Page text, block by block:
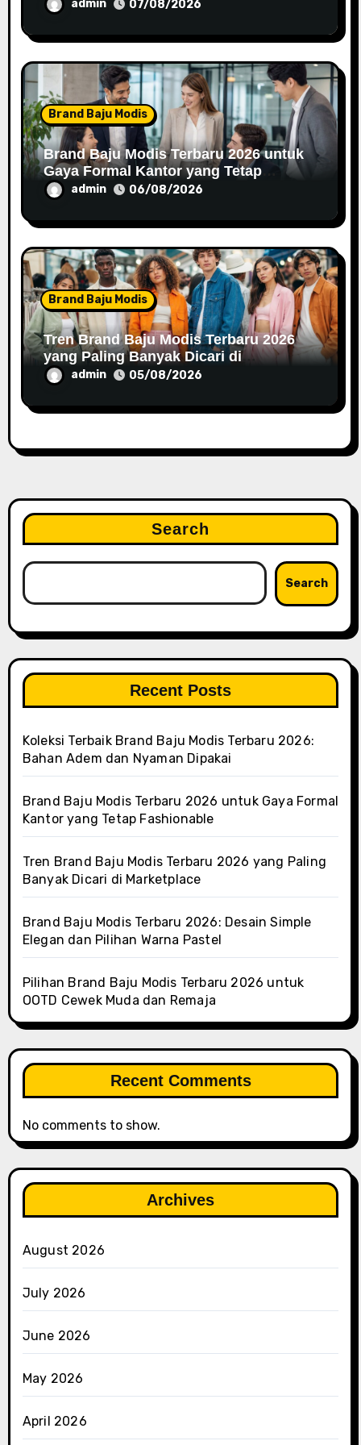
admin 07/08/2026
Brand Baju Modis
Brand Baju Modis Terbaru 2026 untuk
Gaya Formal Kantor yang Tetap
Fashionable
admin 06/08/2026
Brand Baju Modis
Tren Brand Baju Modis Terbaru 2026
yang Paling Banyak Dicari di
Marketplace
admin 05/08/2026
Search
Search
Recent Posts
Koleksi Terbaik Brand Baju Modis Terbaru 2026:
Bahan Adem dan Nyaman Dipakai
Brand Baju Modis Terbaru 2026 untuk Gaya Formal
Kantor yang Tetap Fashionable
Tren Brand Baju Modis Terbaru 2026 yang Paling
Banyak Dicari di Marketplace
Brand Baju Modis Terbaru 2026: Desain Simple
Elegan dan Pilihan Warna Pastel
Pilihan Brand Baju Modis Terbaru 2026 untuk
OOTD Cewek Muda dan Remaja
Recent Comments
No comments to show.
Archives
August 2026
July 2026
June 2026
May 2026
April 2026